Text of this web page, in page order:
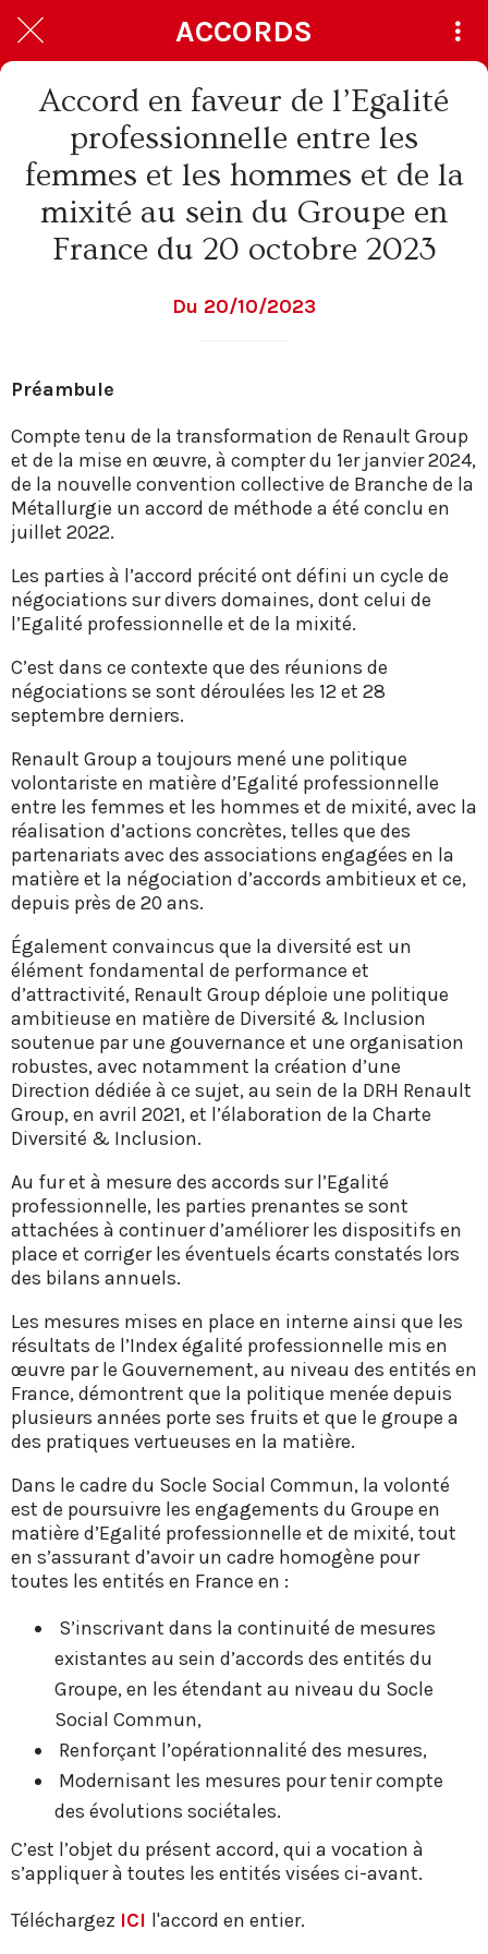
ACCORDS
Accord en faveur de l’Egalité
professionnelle entre les
femmes et les hommes et de la
mixité au sein du Groupe en
France du 20 octobre 2023
Du 20/10/2023
Préambule
Compte tenu de la transformation de Renault Group
et de la mise en œuvre, à compter du 1er janvier 2024,
de la nouvelle convention collective de Branche de la
Métallurgie un accord de méthode a été conclu en
juillet 2022.
Les parties à l’accord précité ont défini un cycle de
négociations sur divers domaines, dont celui de
l’Egalité professionnelle et de la mixité.
C’est dans ce contexte que des réunions de
négociations se sont déroulées les 12 et 28
septembre derniers.
Renault Group a toujours mené une politique
volontariste en matière d’Egalité professionnelle
entre les femmes et les hommes et de mixité, avec la
réalisation d’actions concrètes, telles que des
partenariats avec des associations engagées en la
matière et la négociation d’accords ambitieux et ce,
depuis près de 20 ans.
Également convaincus que la diversité est un
élément fondamental de performance et
d’attractivité, Renault Group déploie une politique
ambitieuse en matière de Diversité & Inclusion
soutenue par une gouvernance et une organisation
robustes, avec notamment la création d’une
Direction dédiée à ce sujet, au sein de la DRH Renault
Group, en avril 2021, et l’élaboration de la Charte
Diversité & Inclusion.
Au fur et à mesure des accords sur l’Egalité
professionnelle, les parties prenantes se sont
attachées à continuer d’améliorer les dispositifs en
place et corriger les éventuels écarts constatés lors
des bilans annuels.
Les mesures mises en place en interne ainsi que les
résultats de l’Index égalité professionnelle mis en
œuvre par le Gouvernement, au niveau des entités en
France, démontrent que la politique menée depuis
plusieurs années porte ses fruits et que le groupe a
des pratiques vertueuses en la matière.
Dans le cadre du Socle Social Commun, la volonté
est de poursuivre les engagements du Groupe en
matière d’Egalité professionnelle et de mixité, tout
en s’assurant d’avoir un cadre homogène pour
toutes les entités en France en :
S’inscrivant dans la continuité de mesures
existantes au sein d’accords des entités du
Groupe, en les étendant au niveau du Socle
Social Commun,
Renforçant l’opérationnalité des mesures,
Modernisant les mesures pour tenir compte
des évolutions sociétales.
C’est l’objet du présent accord, qui a vocation à
s’appliquer à toutes les entités visées ci-avant.
Téléchargez ICI l'accord en entier.